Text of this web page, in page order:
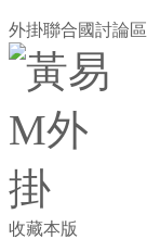
外掛聯合國討論區
收藏本版